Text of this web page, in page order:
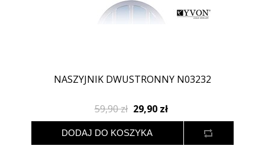
NASZYJNIK DWUSTRONNY N03232
59,90 zł 29,90 zł